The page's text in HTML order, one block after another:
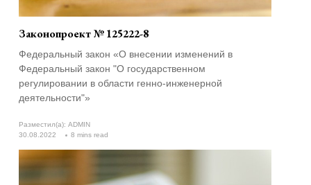
Законопроект № 125222-8
Федеральный закон «О внесении изменений в
Федеральный закон "О государственном
регулировании в области генно-инженерной
деятельности"»
Разместил(а): ADMIN
30.08.2022
8 mins read